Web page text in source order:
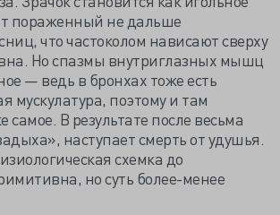
пораженный не дальше
что частоколом нависают сверху
Но спазмы внутриглазных мышц
— ведь в бронхах тоже есть
мускулатура, поэтому и там
самое. В результате после весьма
наступает смерть от удушья.
схемка до
но суть более-менее